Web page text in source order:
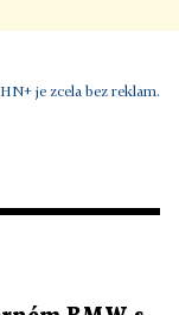
je zcela bez reklam.